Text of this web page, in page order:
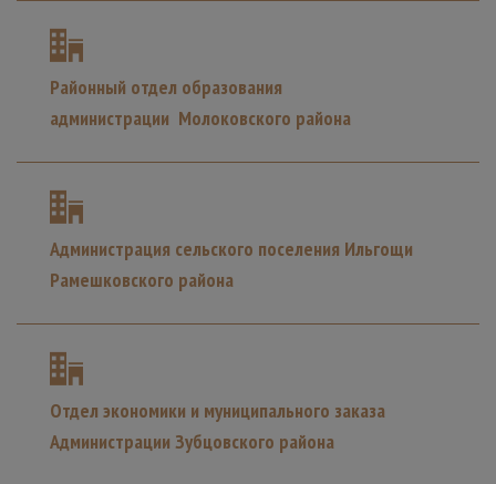
Районный отдел образования
администрации Молоковского района
Администрация сельского поселения Ильгощи
Рамешковского района
Отдел экономики и муниципального заказа
Администрации Зубцовского района